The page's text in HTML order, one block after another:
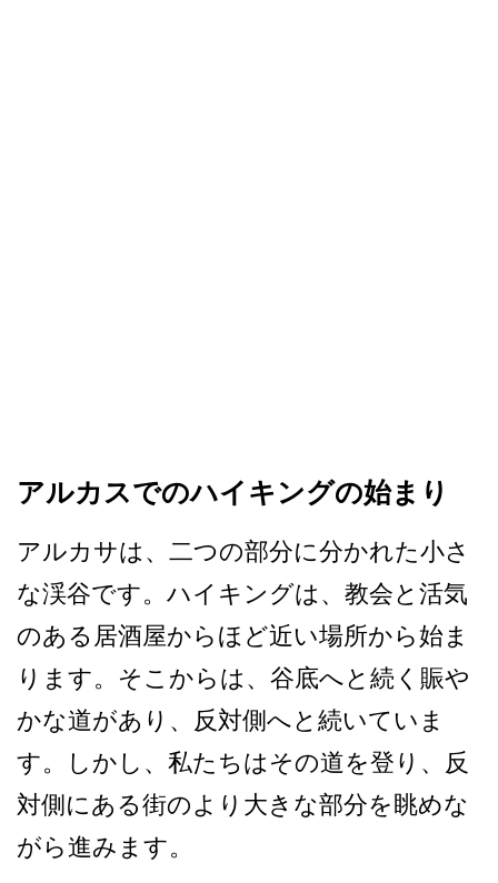
アルカスでのハイキングの始まり
アルカサは、二つの部分に分­かれた小さ
な渓谷です。ハイキングは、教会と活気
の­ある居酒屋からほど近い場所から始ま
ります。そこか­らは、谷底へと続く賑や
かな道があり、反対側へと続­いていま
す。しかし、私たちはその道を登り、反
対側­にある街のより大きな部分を眺めな
がら進みます。